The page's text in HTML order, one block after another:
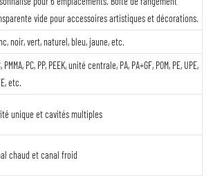
vide pour accessoires artistiques et décorations.
noir, vert, naturel, bleu, jaune, etc.
PMMA, PC, PP, PEEK, unité centrale, PA, PA+GF, POM, PE, UPE,
etc.
unique et cavités multiples
chaud et canal froid